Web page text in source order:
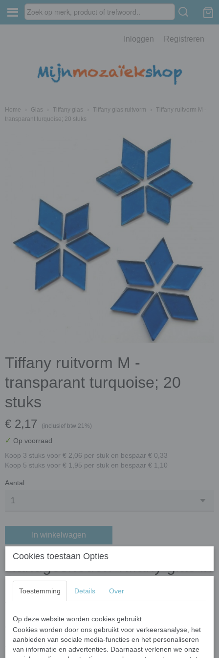
Inloggen Registreren
Home › Glas › Tiffany glas › Tiffany glas ruitvorm ›
Tiffany ruitvorm M -
transparant turquoise; 20 stuks
Tiffany ruitvorm M -
transparant turquoise; 20
stuks
€ 2,17 (inclusief btw 21%)
✓ Op voorraad
Koop 3 stuks voor € 2,06 per stuk en bespaar € 0,33
Koop 5 stuks voor € 1,95 per stuk en bespaar € 1,10
Aantal
In winkelwagen
Handgesneden Tiffany glas in
ruitvorm – transparant
turquoise blauw
Ontdek de unieke charme vanhandgesneden Tiffany glasin
ruitvorm. Elk stukje wordt zorgvuldig met de hand gesneden door
vakmensen uit echt Tiffany-style stained glass. Dankzij dit
Cookies toestaan Opties
Toestemming Details Over
Op deze website worden cookies gebruikt
Cookies worden door ons gebruikt voor verkeersanalyse, het
aanbieden van sociale media-functies en het personaliseren
van informatie en advertenties. Daarnaast verlenen we onze